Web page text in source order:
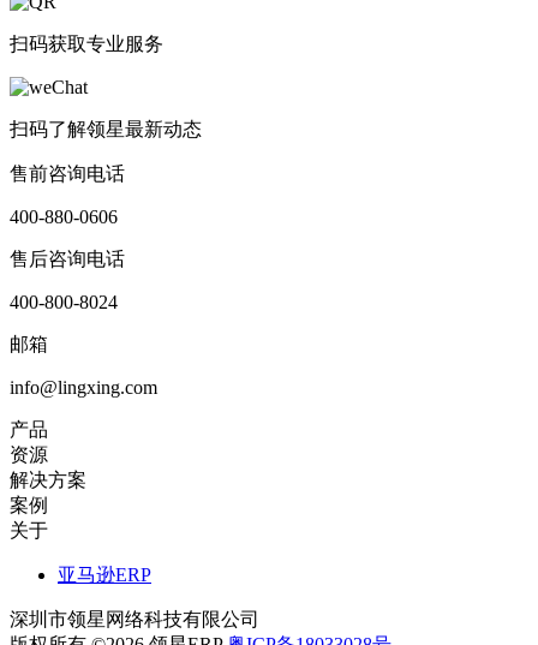
扫码获取专业服务
扫码了解领星最新动态
售前咨询电话
400-880-0606
售后咨询电话
400-800-8024
邮箱
info@lingxing.com
产品
资源
解决方案
案例
关于
亚马逊ERP
深圳市领星网络科技有限公司